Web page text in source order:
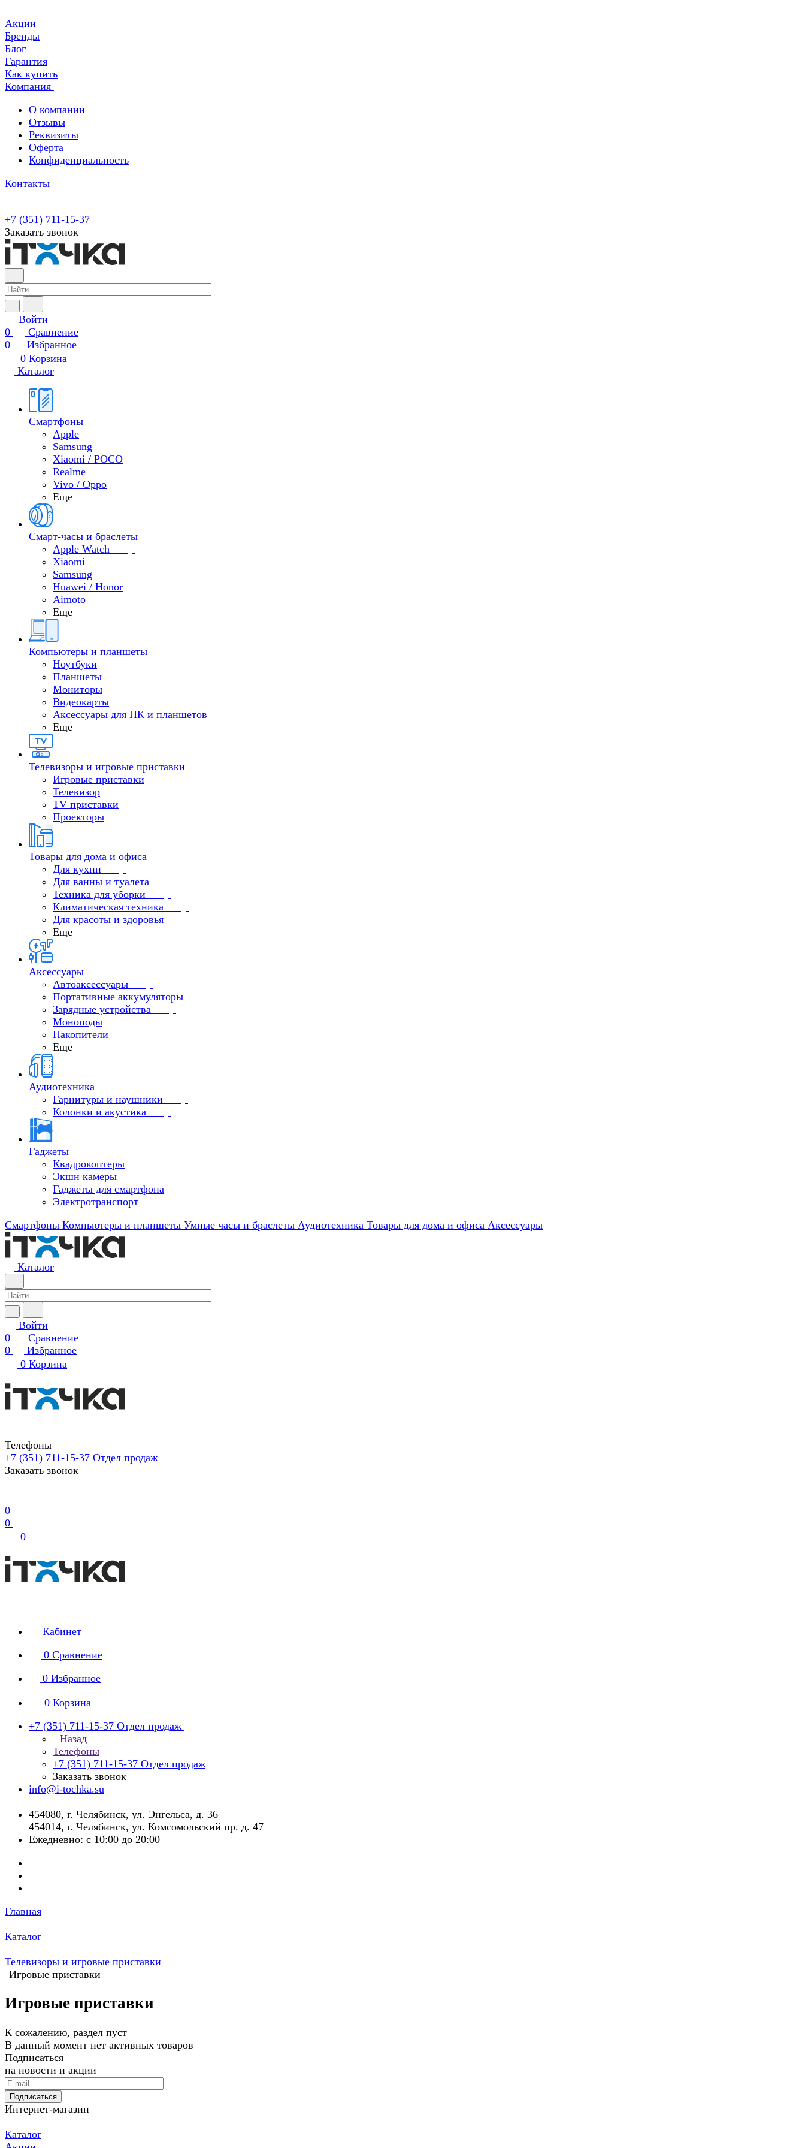
Акции
Бренды
Блог
Гарантия
Как купить
Компания
О компании
Отзывы
Реквизиты
Оферта
Конфиденциальность
Контакты
+7 (351) 711-15-37
Заказать звонок
Войти
0
Сравнение
0
Избранное
0 Корзина
Каталог
Смартфоны
Apple
Samsung
Xiaomi / POCO
Realme
Vivo / Oppo
Еще
Смарт-часы и браслеты
Apple Watch
Xiaomi
Samsung
Huawei / Honor
Aimoto
Еще
Компьютеры и планшеты
Ноутбуки
Планшеты
Мониторы
Видеокарты
Аксессуары для ПК и планшетов
Еще
Телевизоры и игровые приставки
Игровые приставки
Телевизор
TV приставки
Проекторы
Товары для дома и офиса
Для кухни
Для ванны и туалета
Техника для уборки
Климатическая техника
Для красоты и здоровья
Еще
Аксессуары
Автоаксессуары
Портативные аккумуляторы
Зарядные устройства
Моноподы
Накопители
Еще
Аудиотехника
Гарнитуры и наушники
Колонки и акустика
Гаджеты
Квадрокоптеры
Экшн камеры
Гаджеты для смартфона
Электротранспорт
Смартфоны Компьютеры и планшеты Умные часы и браслеты Аудиотехника Товары для дома и офиса Аксессуары
Каталог
Войти
0
Сравнение
0
Избранное
0 Корзина
Телефоны
+7 (351) 711-15-37 Отдел продаж
Заказать звонок
0
0
0
Кабинет
0 Сравнение
0 Избранное
0 Корзина
+7 (351) 711-15-37 Отдел продаж
Назад
Телефоны
+7 (351) 711-15-37 Отдел продаж
Заказать звонок
info@i-tochka.su
​454080, г. Челябинск, ул. Энгельса, д. 36
454014, г. Челябинск, ул. Комсомольский пр. д. 47
Ежедневно: с 10:00 до 20:00
Главная
Каталог
Телевизоры и игровые приставки
Игровые приставки
Игровые приставки
К сожалению, раздел пуст
В данный момент нет активных товаров
Подписаться
на новости и акции
Подписаться
Интернет-магазин
Каталог